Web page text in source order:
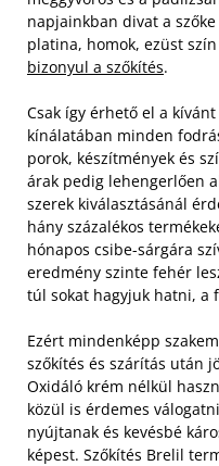
napjainkban divat a
platina, homok, ezüst
bizonyul a szőkítés.
Csak így érhető el a
kínálatában minden
porok, készítmények és
árak pedig lehengerlően
szerek kiválasztásánál
hány százalékos
hónapos csibe-sárgára
eredmény szinte fehér
túl sokat hagyjuk hatni, a
Ezért mindenképp
szőkítés és szárítás után
Oxidáló krém nélkül
közül is érdemes
nyújtanak és kevésbé
képest. Szőkítés Brelil